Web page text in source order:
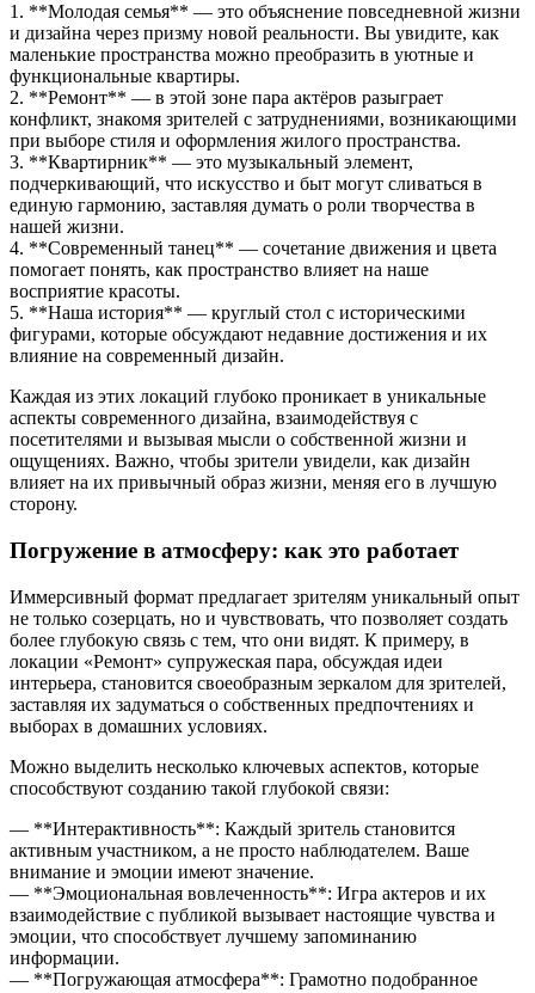
1. **Молодая семья** — это объяснение повседневной жизни
и дизайна через призму новой реальности. Вы увидите, как
маленькие пространства можно преобразить в уютные и
функциональные квартиры.
2. **Ремонт** — в этой зоне пара актёров разыграет
конфликт, знакомя зрителей с затруднениями, возникающими
при выборе стиля и оформления жилого пространства.
3. **Квартирник** — это музыкальный элемент,
подчеркивающий, что искусство и быт могут сливаться в
единую гармонию, заставляя думать о роли творчества в
нашей жизни.
4. **Современный танец** — сочетание движения и цвета
помогает понять, как пространство влияет на наше
восприятие красоты.
5. **Наша история** — круглый стол с историческими
фигурами, которые обсуждают недавние достижения и их
влияние на современный дизайн.
Каждая из этих локаций глубоко проникает в уникальные
аспекты современного дизайна, взаимодействуя с
посетителями и вызывая мысли о собственной жизни и
ощущениях. Важно, чтобы зрители увидели, как дизайн
влияет на их привычный образ жизни, меняя его в лучшую
сторону.
Погружение в атмосферу: как это работает
Иммерсивный формат предлагает зрителям уникальный опыт
не только созерцать, но и чувствовать, что позволяет создать
более глубокую связь с тем, что они видят. К примеру, в
локации «Ремонт» супружеская пара, обсуждая идеи
интерьера, становится своеобразным зеркалом для зрителей,
заставляя их задуматься о собственных предпочтениях и
выборах в домашних условиях.
Можно выделить несколько ключевых аспектов, которые
способствуют созданию такой глубокой связи:
— **Интерактивность**: Каждый зритель становится
активным участником, а не просто наблюдателем. Ваше
внимание и эмоции имеют значение.
— **Эмоциональная вовлеченность**: Игра актеров и их
взаимодействие с публикой вызывает настоящие чувства и
эмоции, что способствует лучшему запоминанию
информации.
— **Погружающая атмосфера**: Грамотно подобранное